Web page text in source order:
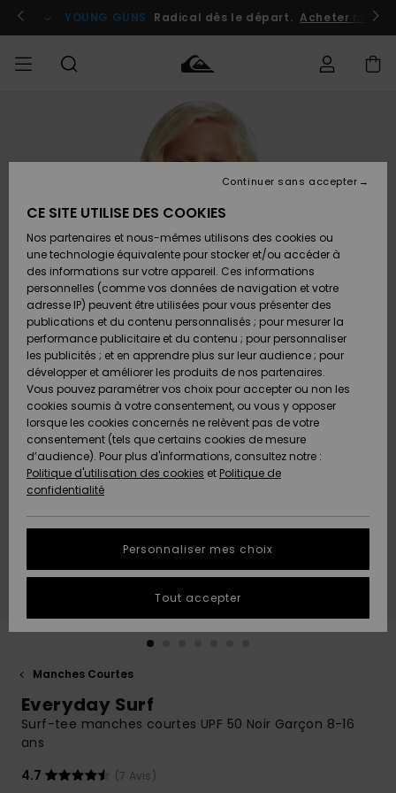
l'information
le
Se connecter / s'inscrire
YOUNG GUNS Radical dès le départ. Acheter
Vêtements
Chaussures
& Tongs
Surf
Snow
Nouveautés
A
Découvrir
Vêtements
Chaussures
& Tongs
Surf
Snow
Nouveautés
A
Découvrir
FEMME
Shop
A
Découvrir
Snow
SURF
Surf
Shop
Homme
Surf
Shop
Enfant
Highlights
Communauté
SNOW
Snow
Shop
Homme
Snow
Shop
Enfant
Snow
Shop
Femme
A
Découvrir
Communauté
OUTLET
Outlet
Homme
Enfant
Outlet
Femme
AIDE &
CONTACT
Accéder à
commande
Retours
Paiement
Carte
Cadeau
Quiksilver
Freedom
Protection
des
tailles
conversation
obtenir la
plus rapide
à votre
une
conversation
MAGASINS
QUIKSILVER
Manches Courtes
Everyday Surf
Surf-tee manches courtes UPF 50 Noir Garçon 8-16
ans
4.7
(7 Avis)
CE SITE UTILISE DES COOKIES
Nos partenaires et nous-mêmes utilisons des cookies ou
une technologie équivalente pour stocker et/ou accéder à
des informations sur votre appareil. Ces informations
personnelles (comme vos données de navigation et votre
adresse IP) peuvent être utilisées pour vous présenter des
publications et du contenu personnalisés ; pour mesurer la
performance publicitaire et du contenu ; pour personnaliser
les publicités ; et en apprendre plus sur leur audience ; pour
développer et améliorer les produits de nos partenaires.
Vous pouvez paramétrer vos choix pour accepter ou non les
cookies soumis à votre consentement, ou vous y opposer
lorsque les cookies concernés ne relèvent pas de votre
consentement (tels que certains cookies de mesure
d’audience). Pour plus d'informations, consultez notre :
Politique d'utilisation des cookies et Politique de
confidentialité
Personnaliser mes choix
Continuer sans accepter
Tout accepter